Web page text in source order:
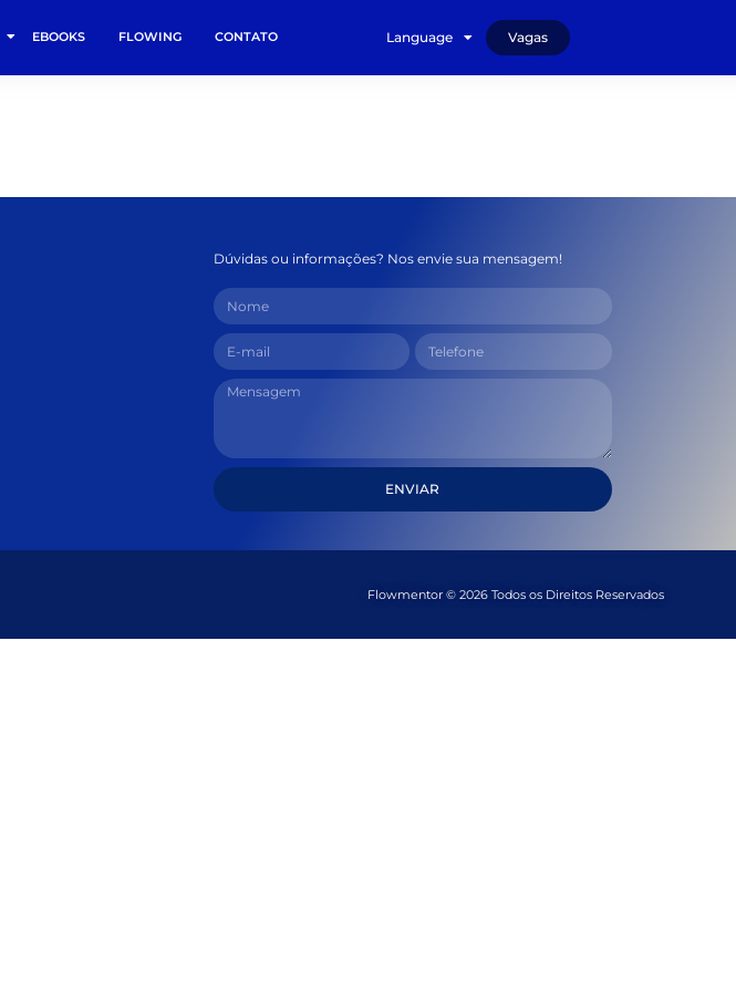
EBOOKS FLOWING CONTATO Language Vagas
Dúvidas ou informações? Nos envie sua mensagem!
ENVIAR
Flowmentor © 2026 Todos os Direitos Reservados